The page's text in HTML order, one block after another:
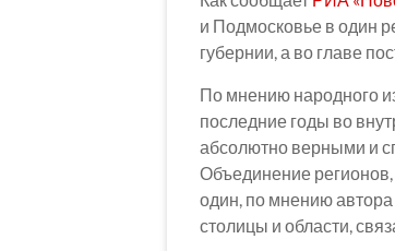
и Подмосковье в один
губернии, а во главе
По мнению народного
последние годы во
абсолютно верными и
Объединение регионов,
один, по мнению
столицы и области,